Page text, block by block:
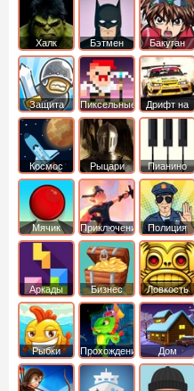
Халк Бэтмен Бакуган
Защита
королевства
Пиксельные
Дрифт на
машинах
Космос Рыцари Пианино
Мячик Приключения Полиция
Аркады
Бизнес
симуляторы
Ловкость
Рыбки Прохождение Дом